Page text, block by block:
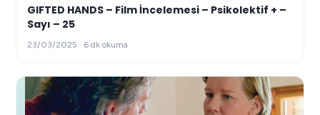
GIFTED HANDS – Film İncelemesi – Psikolektif + –
Sayı – 25
23/03/2025 · 6 dk okuma